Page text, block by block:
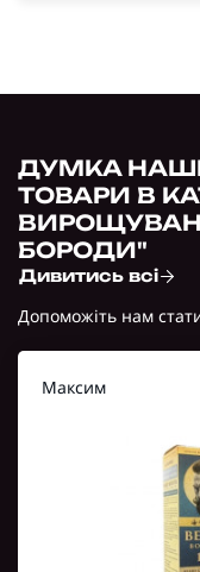
ДУМКА
ТОВАРИ В
БОРОДИ"
Дивитись всі
Допоможіть нам
Максим